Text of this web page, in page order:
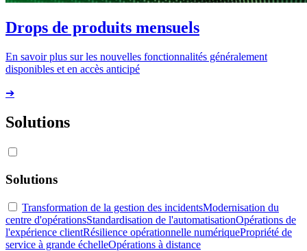
Drops de produits mensuels
En savoir plus sur les nouvelles fonctionnalités généralement
disponibles et en accès anticipé
➔
Solutions
Solutions
Transformation de la gestion des incidentsModernisation du
centre d'opérationsStandardisation de l'automatisationOpérations de
l'expérience clientRésilience opérationnelle numériquePropriété de
service à grande échelleOpérations à distance